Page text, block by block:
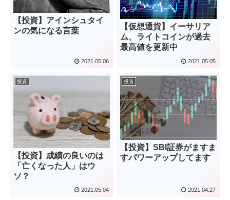
【投資】アインシュタイ
ンの気になる言葉
2021.05.06
【仮想通貨】イーサリア
ム、ライトコインが過去
最高値を更新中
2021.05.05
投資
【投資】成績の良いのは
「亡くなった人」はウ
ソ？
2021.05.04
投資
【投資】SBI証券がますま
すパワーアップしてます
2021.04.27